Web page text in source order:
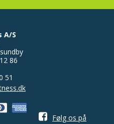
A/S
86
51
Følg os på